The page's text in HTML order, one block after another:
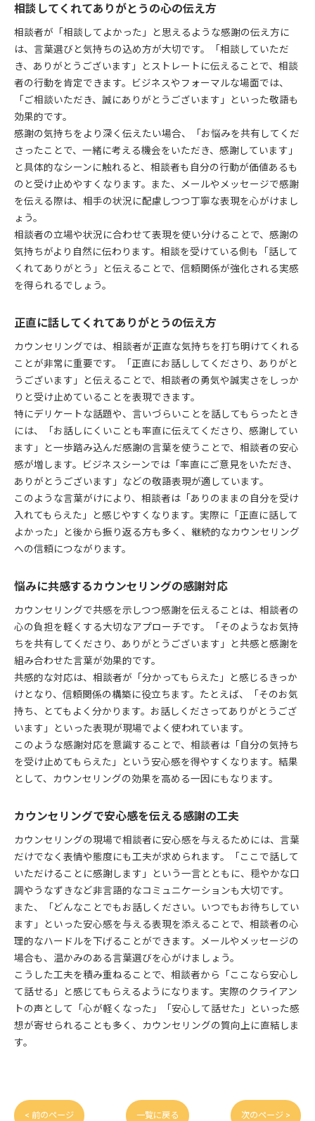
相談してくれてありがとうの心の伝え方
相談者が「相談してよかった」と思えるような感謝の伝え方に
は、言葉選びと気持ちの込め方が大切です。「相談していただ
き、ありがとうございます」とストレートに伝えることで、相談
者の行動を肯定できます。ビジネスやフォーマルな場面では、
「ご相談いただき、誠にありがとうございます」といった敬語も
効果的です。
感謝の気持ちをより深く伝えたい場合、「お悩みを共有してくだ
さったことで、一緒に考える機会をいただき、感謝しています」
と具体的なシーンに触れると、相談者も自分の行動が価値あるも
のと受け止めやすくなります。また、メールやメッセージで感謝
を伝える際は、相手の状況に配慮しつつ丁寧な表現を心がけまし
ょう。
相談者の立場や状況に合わせて表現を使い分けることで、感謝の
気持ちがより自然に伝わります。相談を受けている側も「話して
くれてありがとう」と伝えることで、信頼関係が強化される実感
を得られるでしょう。
正直に話してくれてありがとうの伝え方
カウンセリングでは、相談者が正直な気持ちを打ち明けてくれる
ことが非常に重要です。「正直にお話ししてくださり、ありがと
うございます」と伝えることで、相談者の勇気や誠実さをしっか
りと受け止めていることを表現できます。
特にデリケートな話題や、言いづらいことを話してもらったとき
には、「お話しにくいことも率直に伝えてくださり、感謝してい
ます」と一歩踏み込んだ感謝の言葉を使うことで、相談者の安心
感が増します。ビジネスシーンでは「率直にご意見をいただき、
ありがとうございます」などの敬語表現が適しています。
このような言葉がけにより、相談者は「ありのままの自分を受け
入れてもらえた」と感じやすくなります。実際に「正直に話して
よかった」と後から振り返る方も多く、継続的なカウンセリング
への信頼につながります。
悩みに共感するカウンセリングの感謝対応
カウンセリングで共感を示しつつ感謝を伝えることは、相談者の
心の負担を軽くする大切なアプローチです。「そのようなお気持
ちを共有してくださり、ありがとうございます」と共感と感謝を
組み合わせた言葉が効果的です。
共感的な対応は、相談者が「分かってもらえた」と感じるきっか
けとなり、信頼関係の構築に役立ちます。たとえば、「そのお気
持ち、とてもよく分かります。お話しくださってありがとうござ
います」といった表現が現場でよく使われています。
このような感謝対応を意識することで、相談者は「自分の気持ち
を受け止めてもらえた」という安心感を得やすくなります。結果
として、カウンセリングの効果を高める一因にもなります。
カウンセリングで安心感を伝える感謝の工夫
カウンセリングの現場で相談者に安心感を与えるためには、言葉
だけでなく表情や態度にも工夫が求められます。「ここで話して
いただけることに感謝します」という一言とともに、穏やかな口
調やうなずきなど非言語的なコミュニケーションも大切です。
また、「どんなことでもお話しください。いつでもお待ちしてい
ます」といった安心感を与える表現を添えることで、相談者の心
理的なハードルを下げることができます。メールやメッセージの
場合も、温かみのある言葉選びを心がけましょう。
こうした工夫を積み重ねることで、相談者から「ここなら安心し
て話せる」と感じてもらえるようになります。実際のクライアン
トの声として「心が軽くなった」「安心して話せた」といった感
想が寄せられることも多く、カウンセリングの質向上に直結しま
す。
< 前のページ 一覧に戻る 次のページ >